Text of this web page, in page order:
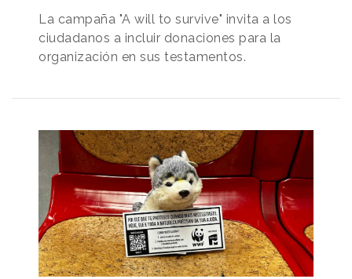
La campaña "A will to survive" invita a los
ciudadanos a incluir donaciones para la
organización en sus testamentos.